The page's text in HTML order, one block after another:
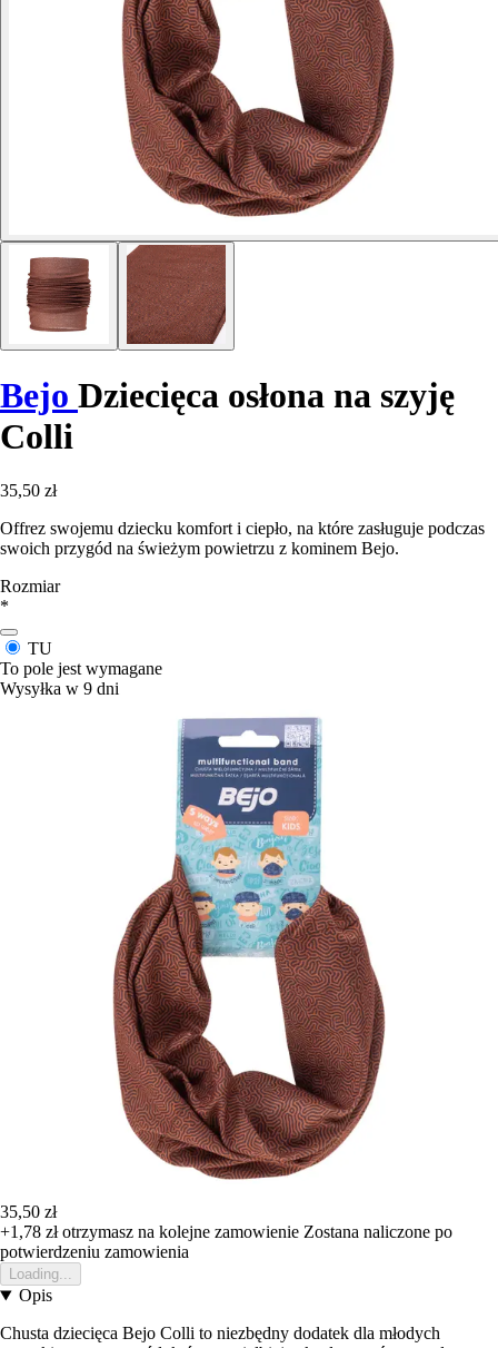
Bejo Dziecięca osłona na szyję
Colli
35,50 zł
Offrez swojemu dziecku komfort i ciepło, na które zasługuje podczas
swoich przygód na świeżym powietrzu z kominem Bejo.
Rozmiar
*
TU
To pole jest wymagane
Wysyłka w 9 dni
35,50 zł
+1,78 złotrzymasz na kolejne zamowienie Zostana naliczone po
potwierdzeniu zamowienia
Loading...
Opis
Chusta dziecięca Bejo Colli to niezbędny dodatek dla młodych